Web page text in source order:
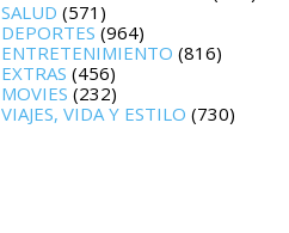
SALUD (571)
DEPORTES (964)
ENTRETENIMIENTO (816)
EXTRAS (456)
MOVIES (232)
VIAJES, VIDA Y ESTILO (730)